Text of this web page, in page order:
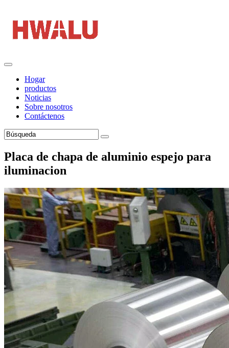
Hogar
productos
Noticias
Sobre nosotros
Contáctenos
Placa de chapa de aluminio espejo para
iluminacion